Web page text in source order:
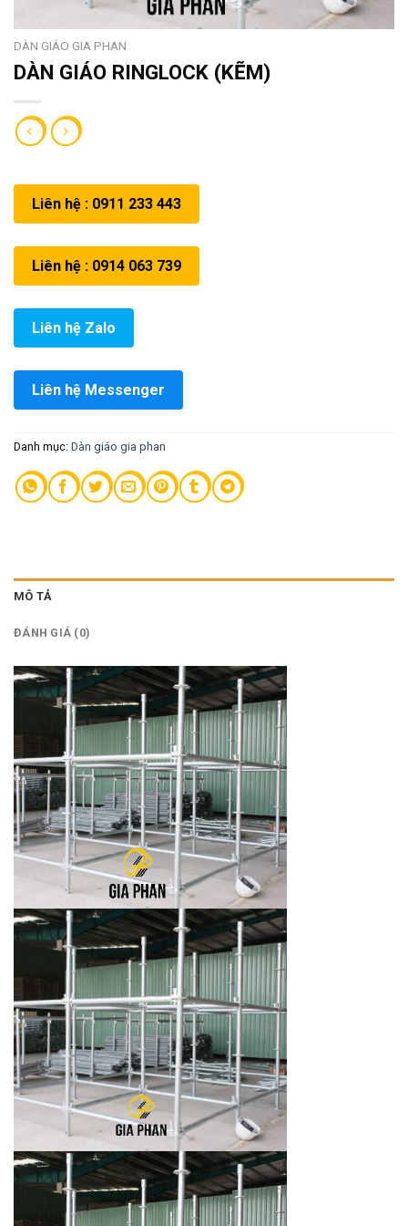
DÀN GIÁO GIA PHAN
DÀN GIÁO RINGLOCK (KẼM)
Liên hệ : 0911 233 443
Liên hệ : 0914 063 739
Liên hệ Zalo
Liên hệ Messenger
Danh mục: Dàn giáo gia phan
MÔ TẢ
ĐÁNH GIÁ (0)